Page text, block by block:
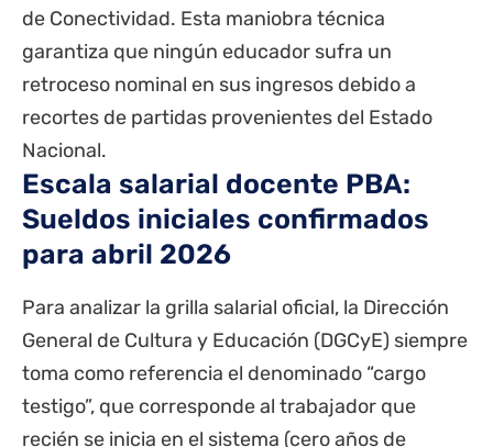
de Conectividad. Esta maniobra técnica
garantiza que ningún educador sufra un
retroceso nominal en sus ingresos debido a
recortes de partidas provenientes del Estado
Nacional.
Escala salarial docente PBA:
Sueldos iniciales confirmados
para abril 2026
Para analizar la grilla salarial oficial, la Dirección
General de Cultura y Educación (DGCyE) siempre
toma como referencia el denominado “cargo
testigo”, que corresponde al trabajador que
recién se inicia en el sistema (cero años de